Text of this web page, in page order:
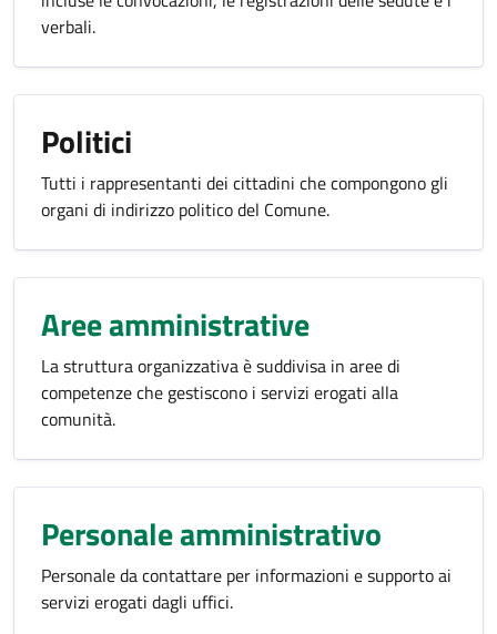
verbali.
Politici
Tutti i rappresentanti dei cittadini che compongono gli
organi di indirizzo politico del Comune.
Aree amministrative
La struttura organizzativa è suddivisa in aree di
competenze che gestiscono i servizi erogati alla
comunità.
Personale amministrativo
Personale da contattare per informazioni e supporto ai
servizi erogati dagli uffici.